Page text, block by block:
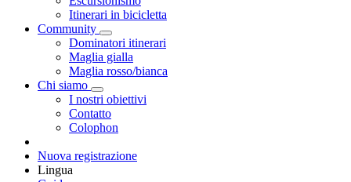
Itinerari in bicicletta
Community
Dominatori itinerari
Maglia gialla
Maglia rosso/bianca
Chi siamo
I nostri obiettivi
Contatto
Colophon
Nuova registrazione
Lingua